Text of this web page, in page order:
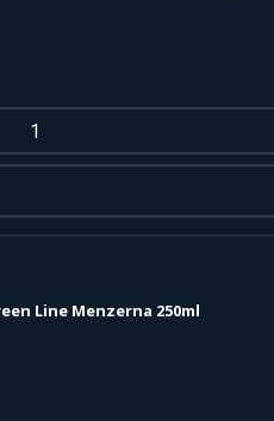
Line Menzerna 250ml